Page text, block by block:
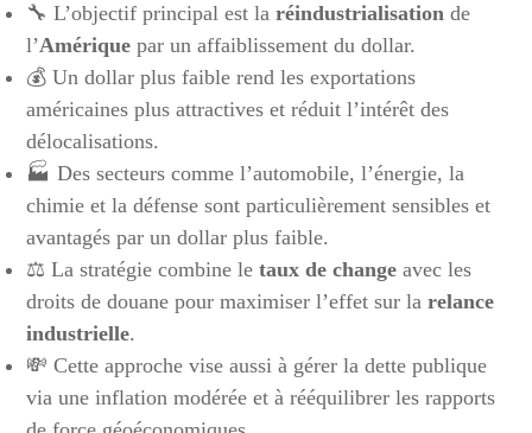
🔧 L’objectif principal est laréindustrialisation de
l’Amérique par un affaiblissement du dollar.
💰 Un dollar plus faible rend les exportations
américaines plus attractives et réduit l’intérêt des
délocalisations.
🏭 Des secteurs comme l’automobile, l’énergie, la
chimie et la défense sont particulièrement sensibles et
avantagés par un dollar plus faible.
⚖️ La stratégie combine letaux de change avec les
droits de douane pour maximiser l’effet sur larelance
industrielle.
💸 Cette approche vise aussi à gérer la dette publique
via une inflation modérée et à rééquilibrer les rapports